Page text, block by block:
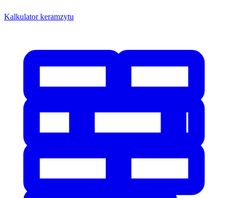
Kalkulator keramzytu